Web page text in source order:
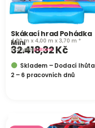
Skákací hrad Pohádka
Mini
4,00 m x 4,00 m x 3,70 m *
32.418,32Kč
vč. 21 % DPH
pluspoštovné
Skladem – Dodací lhůta
2 – 6 pracovních dnů